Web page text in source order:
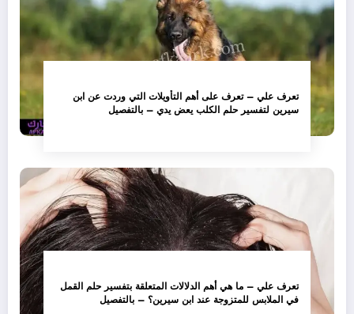
تعرف علي – تعرف على أهم التأويلات التي وردت عن ابن
سيرين لتفسير حلم الكلب يعض يدي – بالتفصيل
تعرف علي – ما هي أهم الدلالات المتعلقة بتفسير حلم القمل
في الملابس للمتزوجة عند ابن سيرين؟ – بالتفصيل